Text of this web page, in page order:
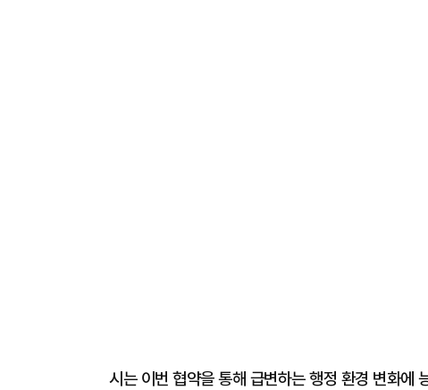
시는 이번 협약을 통해 급변하는 행정 환경 변화에